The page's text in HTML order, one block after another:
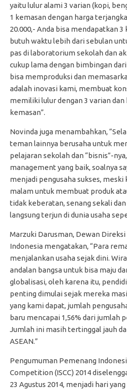
yaitu lulur alami 3 varian (kopi,
1 kemasan dengan harga
20.000,- Anda bisa mendapatkan
butuh waktu lebih dari sebulan
pas di laboratorium sekolah dan
cukup lama dengan bimbingan
bisa memproduksi dan
adalah inovasi kami, membuat
memiliki lulur dengan 3 varian dan
kemasan”.
Novinda juga menambahkan,
teman lainnya berusaha untuk
pelajaran sekolah dan “bisnis”-
management yang baik, soalnya
menjadi pengusaha sukses, meski
malam untuk membuat produk
tidak keberatan, senang sekali dan
langsung terjun di dunia usaha
Marzuki Darusman, Dewan
Indonesia mengatakan, “Para
menjalankan usaha sejak dini.
andalan bangsa untuk bisa maju
globalisasi, oleh karena itu,
penting dimulai sejak mereka
yang kami dapat, jumlah
baru mencapai 1,56% dari jumlah
Jumlah ini masih tertinggal jauh
ASEAN.”
Pengumuman Pemenang
Competition (ISCC) 2014
23 Agustus 2014, menjadi hari